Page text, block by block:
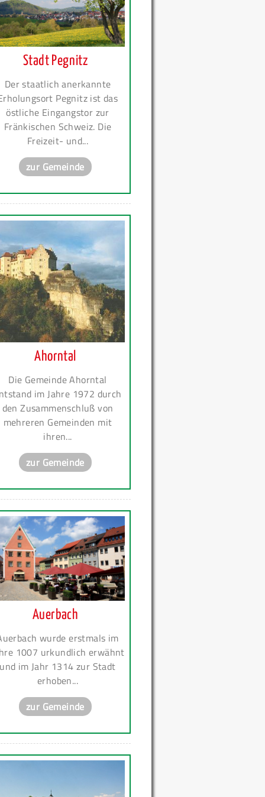
Stadt Pegnitz
Der staatlich anerkannte
Pegnitz ist das
östliche Eingangstor zur
Fränkischen Schweiz. Die
Freizeit- und...
zur Gemeinde
Ahorntal
Die Gemeinde Ahorntal
im Jahre 1972 durch
den Zusammenschluß von
mehreren Gemeinden mit
ihren...
zur Gemeinde
Auerbach
wurde erstmals im
1007 urkundlich erwähnt
und im Jahr 1314 zur Stadt
erhoben...
zur Gemeinde